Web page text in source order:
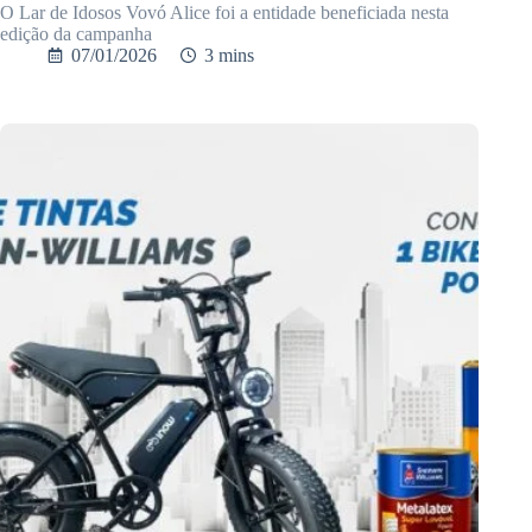
O Lar de Idosos Vovó Alice foi a entidade beneficiada nesta
edição da campanha
07/01/2026
3 mins